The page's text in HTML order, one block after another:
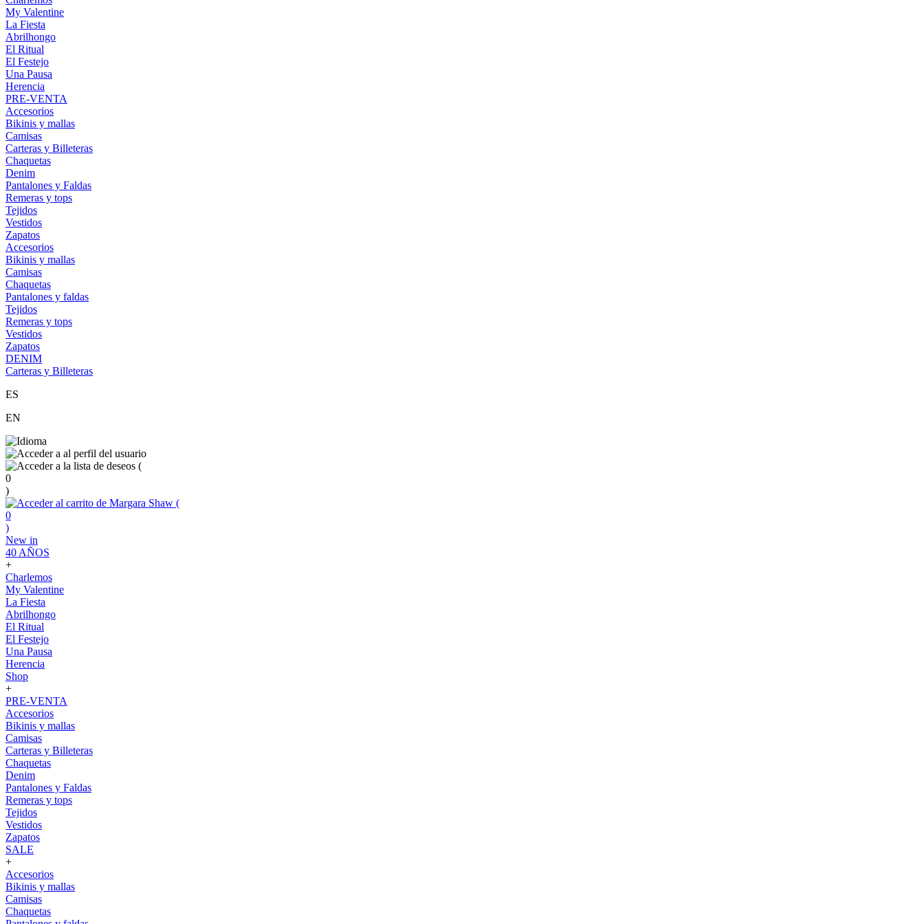
My Valentine
La Fiesta
Abrilhongo
El Ritual
El Festejo
Una Pausa
Herencia
PRE-VENTA
Accesorios
Bikinis y mallas
Camisas
Carteras y Billeteras
Chaquetas
Denim
Pantalones y Faldas
Remeras y tops
Tejidos
Vestidos
Zapatos
Accesorios
Bikinis y mallas
Camisas
Chaquetas
Pantalones y faldas
Tejidos
Remeras y tops
Vestidos
Zapatos
DENIM
Carteras y Billeteras
ES
EN
(
0
)
(
0
)
New in
40 AÑOS
+
Charlemos
My Valentine
La Fiesta
Abrilhongo
El Ritual
El Festejo
Una Pausa
Herencia
Shop
+
PRE-VENTA
Accesorios
Bikinis y mallas
Camisas
Carteras y Billeteras
Chaquetas
Denim
Pantalones y Faldas
Remeras y tops
Tejidos
Vestidos
Zapatos
SALE
+
Accesorios
Bikinis y mallas
Camisas
Chaquetas